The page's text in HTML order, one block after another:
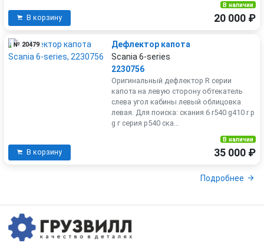
В корзину
В наличии
20 000 ₽
№ 20479
Дефлектор капота
Scania 6-series
2230756
Оригинальный дефлектор R серии
капота на левую сторону обтекатель
слева угол кабины левый облицовка
левая. Для поиска: скания 6 r540 g410 r р
g г серия р540 ска...
В корзину
В наличии
35 000 ₽
Подробнее